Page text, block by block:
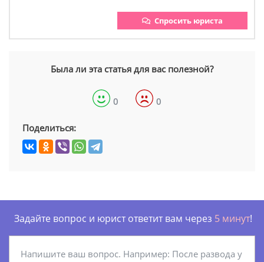
Спросить юриста
Была ли эта статья для вас полезной?
0 0
Поделиться:
Задайте вопрос и юрист ответит вам через 5 минут!